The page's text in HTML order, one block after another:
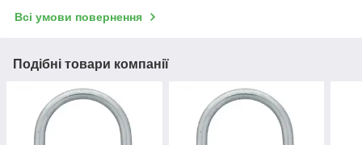
Всі умови повернення
Подібні товари компанії